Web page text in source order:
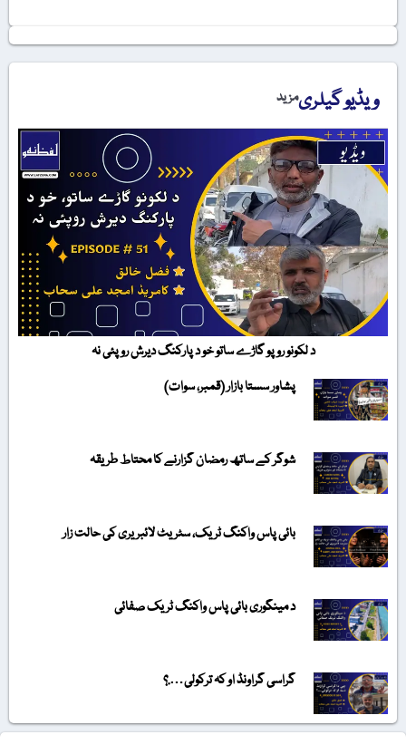
ویڈیو گیلریمزید
د لکونو روپو گاڑے ساتو خو د پارکنگ دیرش روپئی نہ
پشاور سستا بازار (قمبر، سوات)
شوگر کے ساتھ رمضان گزارنے کا محتاط طریقہ
بائی پاس واکنگ ٹریک، سٹریٹ لائبریری کی حالت زار
د مینگوری بائی پاس واکنگ ٹریک صفائی
گراسی گراونڈ او کہ ترکولی….؟